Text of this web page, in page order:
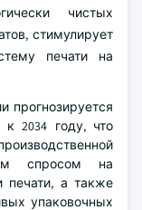
чистых
стимулирует
печати на
прогнозируется
2034 году, что
спросом на
печати, а также
упаковочных